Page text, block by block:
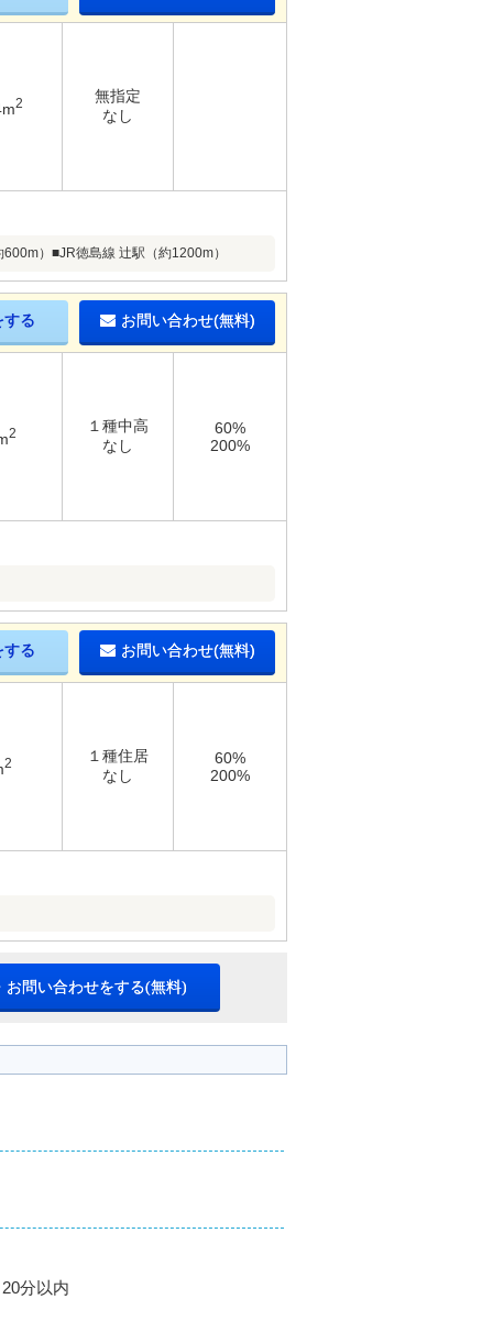
2
無指定
なし
）■JR徳島線 辻駅（約1200m）
する お問い合わせ(無料)
2
１種中高
なし
60%
200%
する お問い合わせ(無料)
2
１種住居
なし
60%
200%
お問い合わせをする(無料)
20分以内